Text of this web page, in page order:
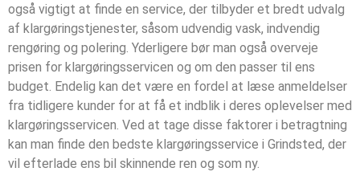
også vigtigt at finde en service, der tilbyder et bredt udvalg
af klargøringstjenester, såsom udvendig vask, indvendig
rengøring og polering. Yderligere bør man også overveje
prisen for klargøringsservicen og om den passer til ens
budget. Endelig kan det være en fordel at læse anmeldelser
fra tidligere kunder for at få et indblik i deres oplevelser med
klargøringsservicen. Ved at tage disse faktorer i betragtning
kan man finde den bedste klargøringsservice i Grindsted, der
vil efterlade ens bil skinnende ren og som ny.